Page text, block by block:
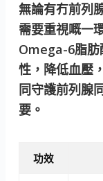
無論有冇前列
需要重視嘅一
Omega-6脂肪
性，降低血壓
同守護前列腺
要。
功效